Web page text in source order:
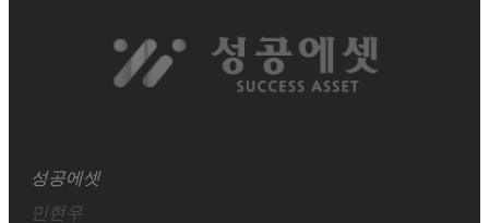
성공에셋
민현우